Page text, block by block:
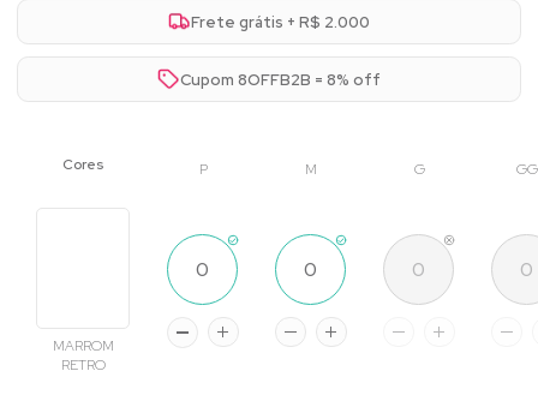
Frete grátis + R$ 2.000
Cupom 8OFFB2B = 8% off
P M G GG
MARROM
RETRO